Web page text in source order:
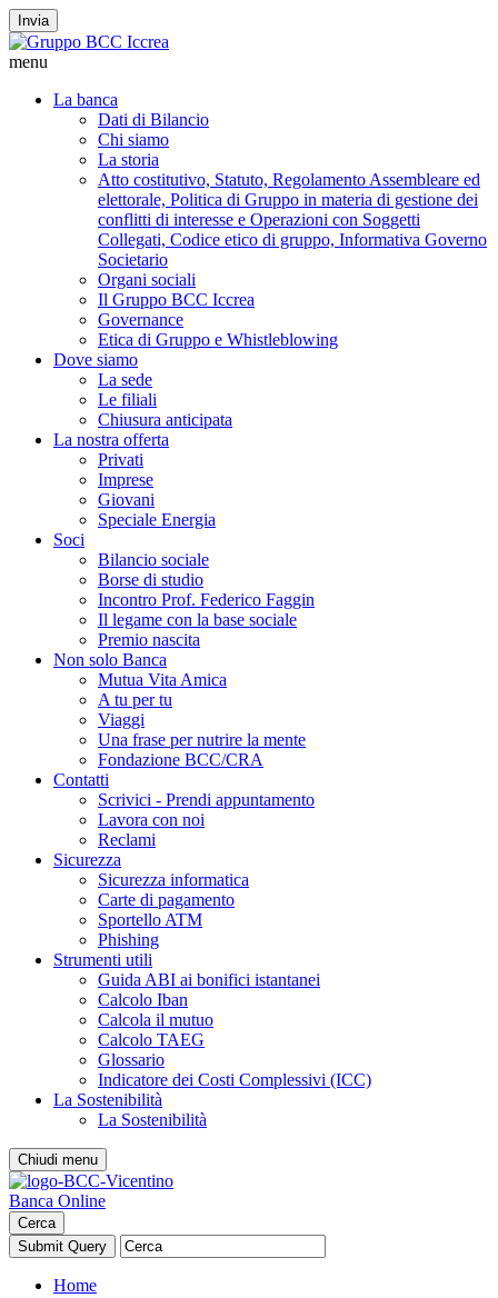
Invia
menu
La banca
Dati di Bilancio
Chi siamo
La storia
Atto costitutivo, Statuto, Regolamento Assembleare ed
elettorale, Politica di Gruppo in materia di gestione dei
conflitti di interesse e Operazioni con Soggetti
Collegati, Codice etico di gruppo, Informativa Governo
Societario
Organi sociali
Il Gruppo BCC Iccrea
Governance
Etica di Gruppo e Whistleblowing
Dove siamo
La sede
Le filiali
Chiusura anticipata
La nostra offerta
Privati
Imprese
Giovani
Speciale Energia
Soci
Bilancio sociale
Borse di studio
Incontro Prof. Federico Faggin
Il legame con la base sociale
Premio nascita
Non solo Banca
Mutua Vita Amica
A tu per tu
Viaggi
Una frase per nutrire la mente
Fondazione BCC/CRA
Contatti
Scrivici - Prendi appuntamento
Lavora con noi
Reclami
Sicurezza
Sicurezza informatica
Carte di pagamento
Sportello ATM
Phishing
Strumenti utili
Guida ABI ai bonifici istantanei
Calcolo Iban
Calcola il mutuo
Calcolo TAEG
Glossario
Indicatore dei Costi Complessivi (ICC)
La Sostenibilità
La Sostenibilità
Chiudi menu
Banca Online
Cerca
Home